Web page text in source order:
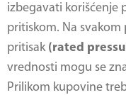
izbegavati korišćenje
pritiskom. Na svakom
pritisak (rated
vrednosti mogu se
Prilikom kupovine